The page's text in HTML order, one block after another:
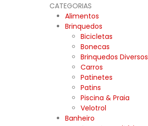
CATEGORIAS
Alimentos
Brinquedos
Bicicletas
Bonecas
Brinquedos Diversos
Carros
Patinetes
Patins
Piscina & Praia
Velotrol
Banheiro